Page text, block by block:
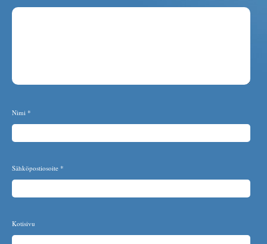
Nimi *
Sähköpostiosoite *
Kotisivu